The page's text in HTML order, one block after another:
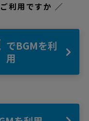
利用ですか ／
でBGMを利
用